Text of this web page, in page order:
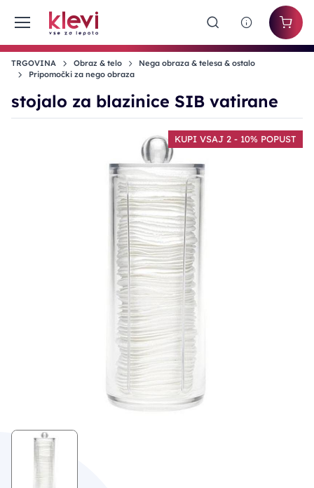
TRGOVINA Obraz & telo
Nega obraza & telesa & ostalo
Pripomočki za nego obraza
stojalo za blazinice SIB vatirane
KUPI VSAJ 2 - 10% POPUST